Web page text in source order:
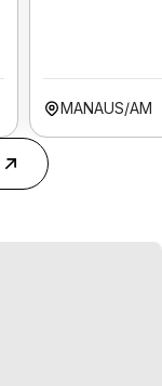
MANAUS/AM